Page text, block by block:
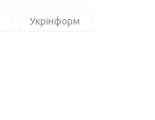
Укрінформ